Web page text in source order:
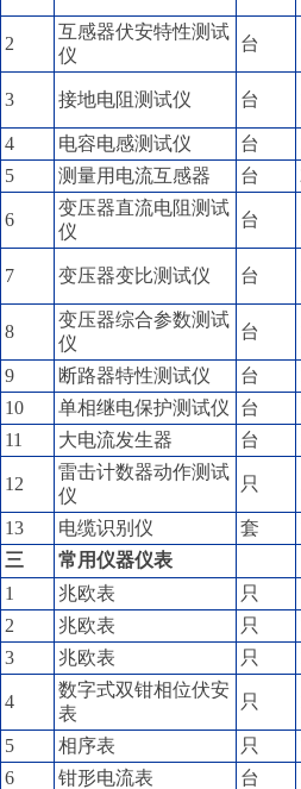
2
互感器伏安特性测试
仪
台
3 接地电阻测试仪 台
4 电容电感测试仪 台
5
测量用电流互感器 台
6
变压器直流电阻测试
仪
台
7 变压器变比测试仪 台
8
变压器综合参数测试
仪
台
9 断路器特性测试仪 台
10
单相继电保护测试仪 台
11
大电流发生器 台
12
雷击计数器动作测试
仪
只
13 电缆识别仪 套
三
常用仪器仪表
1
兆欧表 只
2
兆欧表 只
3
兆欧表 只
4
数字式双钳相位伏安
表
只
5 相序表 只
6
钳形电流表 台